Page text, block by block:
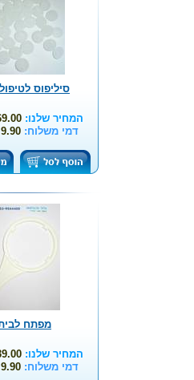
סיליפוס
המחיר שלנו:
דמי משלוח: 9.90
מפתח
המחיר שלנו:
דמי משלוח: 9.90